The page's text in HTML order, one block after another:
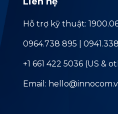
Hỗ trợ kỹ thuật:
0964.738 895 |
+1 661 422 5036 (US &
Email: